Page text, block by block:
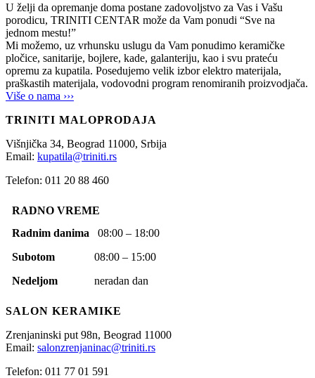
U želji da opremanje doma postane zadovoljstvo za Vas i Vašu
porodicu, TRINITI CENTAR može da Vam ponudi “Sve na
jednom mestu!”
Mi možemo, uz vrhunsku uslugu da Vam ponudimo keramičke
pločice, sanitarije, bojlere, kade, galanteriju, kao i svu prateću
opremu za kupatila. Posedujemo velik izbor elektro materijala,
praškastih materijala, vodovodni program renomiranih proizvodjača.
Više o nama ›››
TRINITI MALOPRODAJA
Višnjička 34, Beograd 11000, Srbija
Email: kupatila@triniti.rs
Telefon: 011 20 88 460
RADNO VREME
Radnim danima 08:00 – 18:00
Subotom 08:00 – 15:00
Nedeljom neradan dan
SALON KERAMIKE
Zrenjaninski put 98n, Beograd 11000
Email: salonzrenjaninac@triniti.rs
Telefon: 011 77 01 591